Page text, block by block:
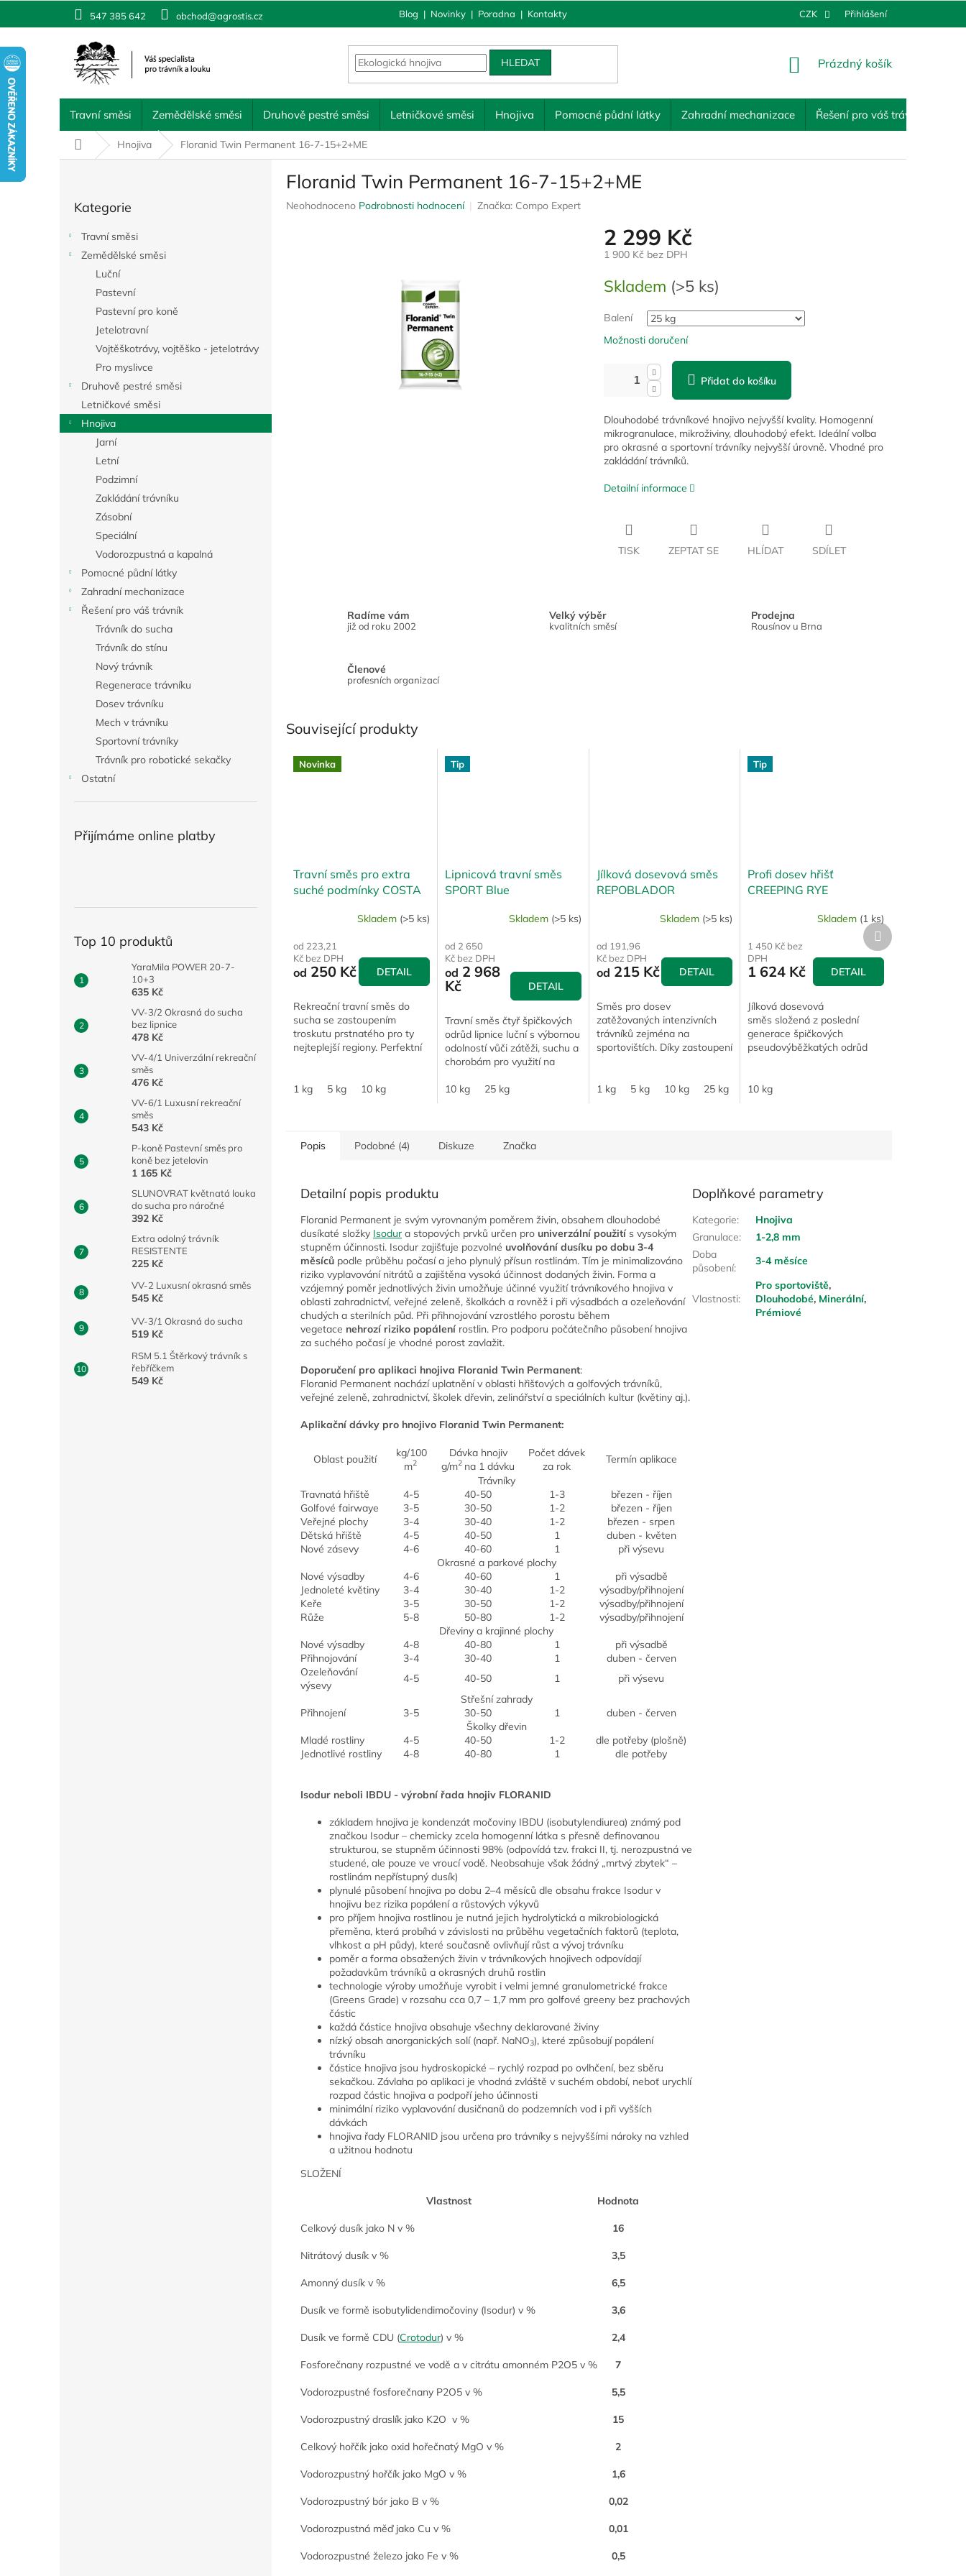
547 385 642 obchod@agrostis.cz Blog | Novinky | Poradna | Kontakty CZK Přihlášení
HLEDAT
NÁKUPNÍ
Prázdný košík
Travní směsi Zemědělské směsi Druhově pestré směsi Letničkové směsi Hnojiva Pomocné půdní látky Zahradní mechanizace Řešení pro váš trávník
Domů Hnojiva Floranid Twin Permanent 16-7-15+2+ME
kategorie
Kategorie
Travní směsi
Zemědělské směsi
Luční
Pastevní
Pastevní pro koně
Jetelotravní
Vojtěškotrávy, vojtěško - jetelotrávy
Pro myslivce
Druhově pestré směsi
Letničkové směsi
Hnojiva
Jarní
Letní
Podzimní
Zakládání trávníku
Zásobní
Speciální
Vodorozpustná a kapalná
Pomocné půdní látky
Zahradní mechanizace
Řešení pro váš trávník
Trávník do sucha
Trávník do stínu
Nový trávník
Regenerace trávníku
Dosev trávníku
Mech v trávníku
Sportovní trávníky
Trávník pro robotické sekačky
Ostatní
Přijímáme online platby
Top 10 produktů
YaraMila POWER 20-7-
10+3
635 Kč
VV-3/2 Okrasná do sucha
bez lipnice
478 Kč
VV-4/1 Univerzální rekreační
směs
476 Kč
VV-6/1 Luxusní rekreační
směs
543 Kč
P-koně Pastevní směs pro
koně bez jetelovin
1 165 Kč
SLUNOVRAT květnatá louka
do sucha pro náročné
392 Kč
Extra odolný trávník
RESISTENTE
225 Kč
VV-2 Luxusní okrasná směs
545 Kč
VV-3/1 Okrasná do sucha
519 Kč
RSM 5.1 Štěrkový trávník s
řebříčkem
549 Kč
Floranid Twin Permanent 16-7-15+2+ME
Průměrné
Neohodnoceno Podrobnosti hodnocení Značka: Compo Expert
2 299 Kč
1 900 Kč bez DPH
cena:
Skladem (>5 ks)
Balení
Možnosti doručení
Přidat do košíku
Dlouhodobé trávníkové hnojivo nejvyšší kvality. Homogenní
mikrogranulace, mikroživiny, dlouhodobý efekt. Ideální volba
pro okrasné a sportovní trávníky nejvyšší úrovně. Vhodné pro
zakládání trávníků.
Detailní informace
TISK ZEPTAT SE HLÍDAT SDÍLET
Radíme vám
již od roku 2002
Velký výběr
kvalitních směsí
Prodejna
Rousínov u Brna
Členové
profesních organizací
Související produkty
Novinka
Travní směs pro extra
suché podmínky COSTA
Skladem (>5 ks)
od 223,21
Kč bez DPH
od 250 Kč DETAIL
Rekreační travní směs do
sucha se zastoupením
troskutu prstnatého pro ty
nejteplejší regiony. Perfektní
1 kg
5 kg 10 kg
Tip
Lipnicová travní směs
SPORT Blue
Skladem (>5 ks)
od 2 650
Kč bez DPH
od 2 968
Kč
DETAIL
Travní směs čtyř špičkových
odrůd lipnice luční s výbornou
odolností vůči zátěži, suchu a
chorobám pro využití na
stanovištích s nároky na
10 kg 25 kg
Jílková dosevová směs
REPOBLADOR
Skladem (>5 ks)
od 191,96
Kč bez DPH
od 215 Kč DETAIL
Směs pro dosev
zatěžovaných intenzivních
trávníků zejména na
sportovištích. Díky zastoupení
zapojení a obnovu
1 kg 5 kg 10 kg 25 kg
Tip
Profi dosev hřišť
CREEPING RYE
Skladem (1 ks)
1 450 Kč bez
DPH
1 624 Kč DETAIL
Jílková dosevová
směs složená z poslední
generace špičkových
pseudovýběžkatých odrůd
regenerace, odolnost vůči
10 kg
Další
produkt
Popis Podobné (4) Diskuze Značka
Detailní popis produktu
Floranid Permanent je svým vyrovnaným poměrem živin, obsahem dlouhodobé
dusíkaté složky Isodur a stopových prvků určen pro univerzální použití s vysokým
stupněm účinnosti. Isodur zajišťuje pozvolné uvolňování dusíku po dobu 3-4
měsíců podle průběhu počasí a jeho plynulý přísun rostlinám. Tím je minimalizováno
riziko vyplavování nitrátů a zajištěna vysoká účinnost dodaných živin. Forma a
vzájemný poměr jednotlivých živin umožňuje účinné využití trávníkového hnojiva v
oblasti zahradnictví, veřejné zeleně, školkách a rovněž i při výsadbách a ozeleňování
chudých a sterilních půd. Při přihnojování vzrostlého porostu během
vegetace nehrozí riziko popálení rostlin. Pro podporu počátečního působení hnojiva
za suchého počasí je vhodné porost zavlažit.
Doporučení pro aplikaci hnojiva Floranid Twin Permanent:
Floranid Permanent nachází uplatnění v oblasti hřišťových a golfových trávníků,
veřejné zeleně, zahradnictví, školek dřevin, zelinářství a speciálních kultur (květiny aj.).
Aplikační dávky pro hnojivo Floranid Twin Permanent:
Oblast použití
kg/100
m2
Dávka hnojiv
g/m2 na 1 dávku
Počet dávek
za rok
Termín aplikace
Trávníky
Travnatá hřiště
4-5 40-50 1-3
březen - říjen
Golfové fairwaye
3-5 30-50 1-2
březen - říjen
Veřejné plochy
3-4 30-40 1-2
březen - srpen
Dětská hřiště
4-5 40-50 1
duben - květen
Nové zásevy
4-6 40-60 1
při výsevu
Okrasné a parkové plochy
Nové výsadby
4-6 40-60 1
při výsadbě
Jednoleté květiny
3-4 30-40 1-2
výsadby/přihnojení
Keře
3-5 30-50 1-2
výsadby/přihnojení
Růže
5-8 50-80 1-2
výsadby/přihnojení
Dřeviny a krajinné plochy
Nové výsadby
4-8 40-80 1
při výsadbě
Přihnojování
3-4 30-40 1
duben - červen
Ozeleňování
výsevy
4-5 40-50 1
při výsevu
Střešní zahrady
Přihnojení
3-5 30-50 1
duben - červen
Školky dřevin
Mladé rostliny
4-5 40-50 1-2
dle potřeby (plošně)
Jednotlivé rostliny
4-8 40-80 1 dle potřeby
Isodur neboli IBDU - výrobní řada hnojiv FLORANID
základem hnojiva je kondenzát močoviny IBDU (isobutylendiurea) známý pod
značkou Isodur – chemicky zcela homogenní látka s přesně definovanou
strukturou, se stupněm účinnosti 98% (odpovídá tzv. frakci II, tj. nerozpustná ve
studené, ale pouze ve vroucí vodě. Neobsahuje však žádný „mrtvý zbytek“ –
rostlinám nepřístupný dusík)
plynulé působení hnojiva po dobu 2–4 měsíců dle obsahu frakce Isodur v
hnojivu bez rizika popálení a růstových výkyvů
pro příjem hnojiva rostlinou je nutná jejich hydrolytická a mikrobiologická
přeměna, která probíhá v závislosti na průběhu vegetačních faktorů (teplota,
vlhkost a pH půdy), které současně ovlivňují růst a vývoj trávníku
poměr a forma obsažených živin v trávníkových hnojivech odpovídají
požadavkům trávníků a okrasných druhů rostlin
technologie výroby umožňuje vyrobit i velmi jemné granulometrické frakce
(Greens Grade) v rozsahu cca 0,7 – 1,7 mm pro golfové greeny bez prachových
částic
každá částice hnojiva obsahuje všechny deklarované živiny
nízký obsah anorganických solí (např. NaNO3), které způsobují popálení
trávníku
částice hnojiva jsou hydroskopické – rychlý rozpad po ovlhčení, bez sběru
sekačkou. Závlaha po aplikaci je vhodná zvláště v suchém období, neboť urychlí
rozpad částic hnojiva a podpoří jeho účinnosti
minimální riziko vyplavování dusičnanů do podzemních vod i při vyšších
dávkách
hnojiva řady FLORANID jsou určena pro trávníky s nejvyššími nároky na vzhled
a užitnou hodnotu
SLOŽENÍ
Vlastnost Hodnota
Celkový dusík jako N v % 16
Nitrátový dusík v % 3,5
Amonný dusík v % 6,5
Dusík ve formě isobutylidendimočoviny (Isodur) v % 3,6
Dusík ve formě CDU (Crotodur) v % 2,4
Fosforečnany rozpustné ve vodě a v citrátu amonném P2O5 v % 7
Vodorozpustné fosforečnany P2O5 v % 5,5
Vodorozpustný draslík jako K2O v % 15
Celkový hořčík jako oxid hořečnatý MgO v % 2
Vodorozpustný hořčík jako MgO v % 1,6
Vodorozpustný bór jako B v % 0,02
Vodorozpustná měď jako Cu v % 0,01
Vodorozpustné železo jako Fe v % 0,5
Doplňkové parametry
Kategorie:
Hnojiva
Granulace:
1-2,8 mm
Doba
působení:
3-4 měsíce
Vlastnosti:
Pro sportoviště,
Dlouhodobé, Minerální,
Prémiové